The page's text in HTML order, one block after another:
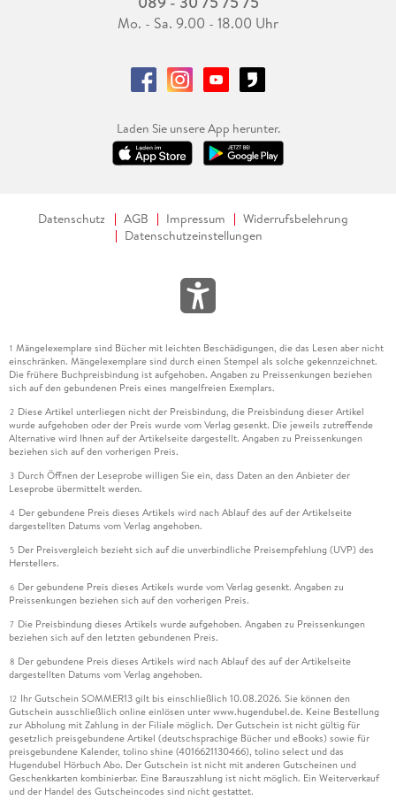
Mo. - Sa. 9.00 - 18.00 Uhr
Laden Sie unsere App herunter.
Datenschutz AGB Impressum
Widerrufsbelehrung
Datenschutzeinstellungen
1 Mängelexemplare sind Bücher mit leichten Beschädigungen, die das Lesen aber nicht
einschränken. Mängelexemplare sind durch einen Stempel als solche gekennzeichnet.
Die frühere Buchpreisbindung ist aufgehoben. Angaben zu Preissenkungen beziehen
sich auf den gebundenen Preis eines mangelfreien Exemplars.
2 Diese Artikel unterliegen nicht der Preisbindung, die Preisbindung dieser Artikel
wurde aufgehoben oder der Preis wurde vom Verlag gesenkt. Die jeweils zutreffende
Alternative wird Ihnen auf der Artikelseite dargestellt. Angaben zu Preissenkungen
beziehen sich auf den vorherigen Preis.
3 Durch Öffnen der Leseprobe willigen Sie ein, dass Daten an den Anbieter der
Leseprobe übermittelt werden.
4 Der gebundene Preis dieses Artikels wird nach Ablauf des auf der Artikelseite
dargestellten Datums vom Verlag angehoben.
5 Der Preisvergleich bezieht sich auf die unverbindliche Preisempfehlung (UVP) des
Herstellers.
6 Der gebundene Preis dieses Artikels wurde vom Verlag gesenkt. Angaben zu
Preissenkungen beziehen sich auf den vorherigen Preis.
7 Die Preisbindung dieses Artikels wurde aufgehoben. Angaben zu Preissenkungen
beziehen sich auf den letzten gebundenen Preis.
8 Der gebundene Preis dieses Artikels wird nach Ablauf des auf der Artikelseite
dargestellten Datums vom Verlag angehoben.
12 Ihr Gutschein SOMMER13 gilt bis einschließlich 10.08.2026. Sie können den
Gutschein ausschließlich online einlösen unter www.hugendubel.de. Keine Bestellung
zur Abholung mit Zahlung in der Filiale möglich. Der Gutschein ist nicht gültig für
gesetzlich preisgebundene Artikel (deutschsprachige Bücher und eBooks) sowie für
preisgebundene Kalender, tolino shine (4016621130466), tolino select und das
Hugendubel Hörbuch Abo. Der Gutschein ist nicht mit anderen Gutscheinen und
Geschenkkarten kombinierbar. Eine Barauszahlung ist nicht möglich. Ein Weiterverkauf
und der Handel des Gutscheincodes sind nicht gestattet.